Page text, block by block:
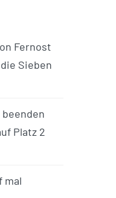
Fernost
Sieben
beenden
Platz 2
mal